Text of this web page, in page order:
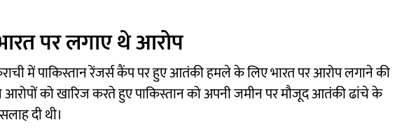
पर लगाए थे आरोप
में पाकिस्तान रेंजर्स कैंप पर हुए आतंकी हमले के लिए भारत पर आरोप लगाने की
आरोपों को खारिज करते हुए पाकिस्तान को अपनी जमीन पर मौजूद आतंकी ढांचे के
दी थी।